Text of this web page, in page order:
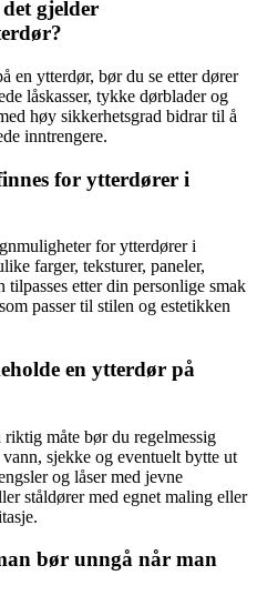
gjelder
en ytterdør, bør du se etter dører
låskasser, tykke dørblader og
høy sikkerhetsgrad bidrar til å
inntrengere.
for ytterdører i
for ytterdører i
farger, teksturer, paneler,
tilpasses etter din personlige smak
passer til stilen og estetikken
en ytterdør på
måte bør du regelmessig
sjekke og eventuelt bytte ut
og låser med jevne
ståldører med egnet maling eller
bør unngå når man